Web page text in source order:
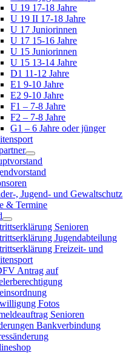
U 19 17-18 Jahre
U 19 II 17-18 Jahre
U 17 Juniorinnen
U 17 15-16 Jahre
U 15 Juniorinnen
U 15 13-14 Jahre
D1 11-12 Jahre
E1 9-10 Jahre
E2 9-10 Jahre
F1 – 7-8 Jahre
F2 – 7-8 Jahre
G1 – 6 Jahre oder jünger
, Jugend- und Gewaltschutz
& Termine
Senioren
Jugendabteilung
Freizeit- und
Antrag auf
Fotos
Senioren
Bankverbindung